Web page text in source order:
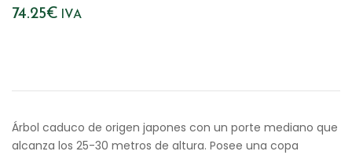
74.25€ IVA
Árbol caduco de origen japones con un porte mediano que
alcanza los 25-30 metros de altura. Posee una copa